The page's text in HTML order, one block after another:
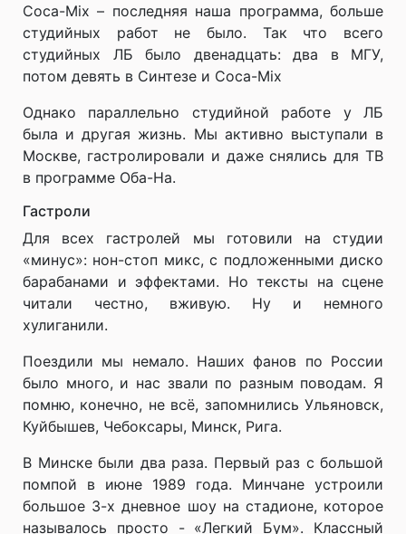
Coca-Mix – последняя наша программа, больше
студийных работ не было. Так что всего
студийных ЛБ было двенадцать: два в МГУ,
потом девять в Синтезе и Coca-Mix
Однако параллельно студийной работе у ЛБ
была и другая жизнь. Мы активно выступали в
Москве, гастролировали и даже снялись для ТВ
в программе Оба-На.
Гастроли
Для всех гастролей мы готовили на студии
«минус»: нон-стоп микс, с подложенными диско
барабанами и эффектами. Но тексты на сцене
читали честно, вживую. Ну и немного
хулиганили.
Поездили мы немало. Наших фанов по России
было много, и нас звали по разным поводам. Я
помню, конечно, не всё, запомнились Ульяновск,
Куйбышев, Чебоксары, Минск, Рига.
В Минске были два раза. Первый раз с большой
помпой в июне 1989 года. Минчане устроили
большое 3-х дневное шоу на стадионе, которое
называлось просто - «Легкий Бум». Классный